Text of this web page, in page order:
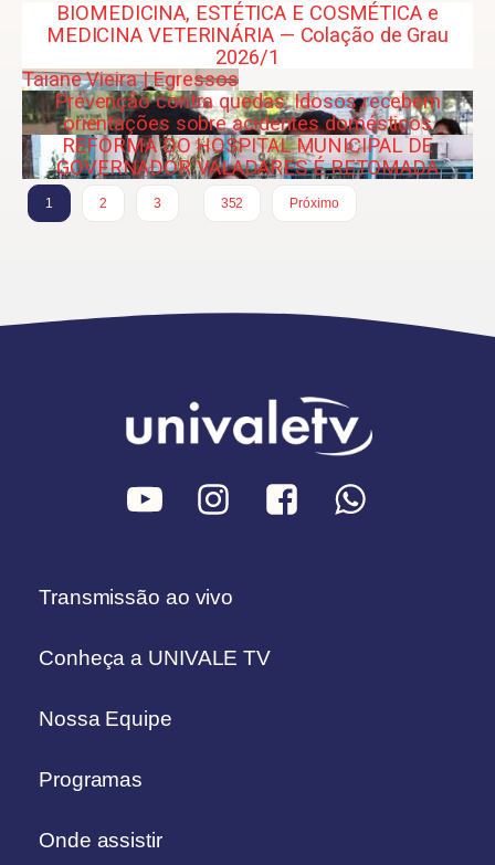
BIOMEDICINA, ESTÉTICA E COSMÉTICA e
MEDICINA VETERINÁRIA — Colação de Grau
2026/1
Taiane Vieira | Egressos
Prevenção contra quedas: Idosos recebem
orientações sobre acidentes domésticos
REFORMA DO HOSPITAL MUNICIPAL DE
GOVERNADOR VALADARES É RETOMADA
1 2 3
352
Próximo
Transmissão ao vivo
Conheça a UNIVALE TV
Nossa Equipe
Programas
Onde assistir